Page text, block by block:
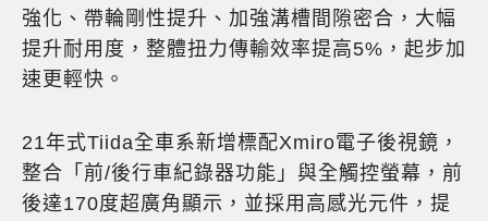
強化、帶輪剛性提升、加強溝槽間隙密合，大幅
提升耐用度，整體扭力傳輸效率提高5%，起步加
速更輕快。
21年式Tiida全車系新增標配Xmiro電子後視鏡，
整合「前/後行車紀錄器功能」與全觸控螢幕，前
後達170度超廣角顯示，並採用高感光元件，提